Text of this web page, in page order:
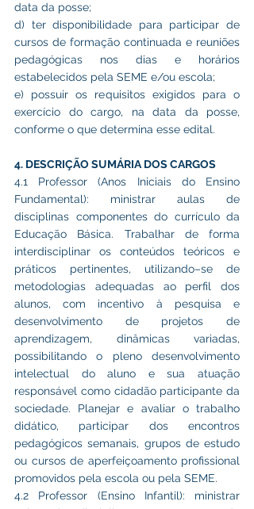
data da posse;
d) ter disponibilidade para participar de
cursos de formação continuada e reuniões
pedagógicas nos dias e horários
estabelecidos pela SEME e/ou escola;
e) possuir os requisitos exigidos para o
exercício do cargo, na data da posse,
conforme o que determina esse edital.
4. DESCRIÇÃO SUMÁRIA DOS CARGOS
4.1 Professor (Anos Iniciais do Ensino
Fundamental): ministrar aulas de
disciplinas componentes do currículo da
Educação Básica. Trabalhar de forma
interdisciplinar os conteúdos teóricos e
práticos pertinentes, utilizando–se de
metodologias adequadas ao perfil dos
alunos, com incentivo à pesquisa e
desenvolvimento de projetos de
aprendizagem, dinâmicas variadas,
possibilitando o pleno desenvolvimento
intelectual do aluno e sua atuação
responsável como cidadão participante da
sociedade. Planejar e avaliar o trabalho
didático, participar dos encontros
pedagógicos semanais, grupos de estudo
ou cursos de aperfeiçoamento profissional
promovidos pela escola ou pela SEME.
4.2 Professor (Ensino Infantil): ministrar